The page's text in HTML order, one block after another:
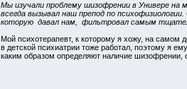
Мы изучали проблему шизофрении в Универе на
всегда вызывал наш препод по
которую давал нам, фильтровал самым
Мой психотерапевт, к которому я хожу, на самом
в детской психиатрии тоже работал, поэтому я
каким образом определяют наличие шизофрении,